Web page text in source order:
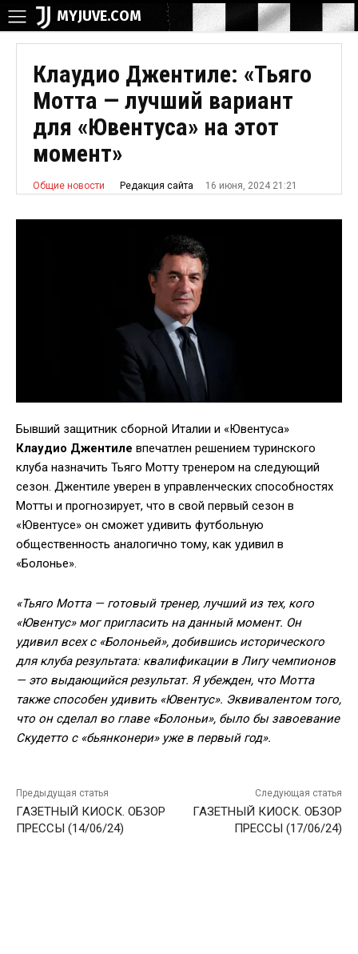
MYJUVE.COM
Клаудио Джентиле: «Тьяго
Мотта — лучший вариант
для «Ювентуса» на этот
момент»
Общие новости Редакция сайта 16 июня, 2024 21:21
Бывший защитник сборной Италии и «Ювентуса»
Клаудио Джентиле впечатлен решением туринского
клуба назначить Тьяго Мотту тренером на следующий
сезон. Джентиле уверен в управленческих способностях
Мотты и прогнозирует, что в свой первый сезон в
«Ювентусе» он сможет удивить футбольную
общественность аналогично тому, как удивил в
«Болонье».
«Тьяго Мотта — готовый тренер, лучший из тех, кого
«Ювентус» мог пригласить на данный момент. Он
удивил всех с «Болоньей», добившись исторического
для клуба результата: квалификации в Лигу чемпионов
— это выдающийся результат. Я убежден, что Мотта
также способен удивить «Ювентус». Эквивалентом того,
что он сделал во главе «Болоньи», было бы завоевание
Скудетто с «бьянконери» уже в первый год».
Предыдущая статья
ГАЗЕТНЫЙ КИОСК. ОБЗОР
ПРЕССЫ (14/06/24)
Следующая статья
ГАЗЕТНЫЙ КИОСК. ОБЗОР
ПРЕССЫ (17/06/24)